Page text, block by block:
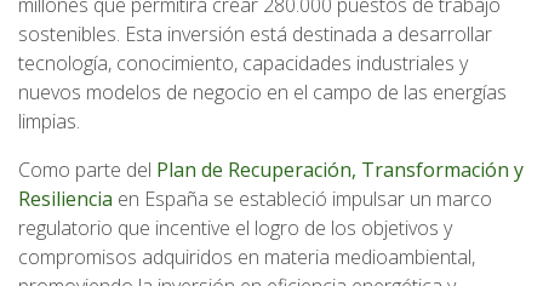
sostenibles. Esta inversión está destinada a desarrollar
tecnología, conocimiento, capacidades industriales y
nuevos modelos de negocio en el campo de las energías
limpias.
Como parte del Plan de Recuperación, Transformación y
Resiliencia en España se estableció impulsar un marco
regulatorio que incentive el logro de los objetivos y
compromisos adquiridos en materia medioambiental,